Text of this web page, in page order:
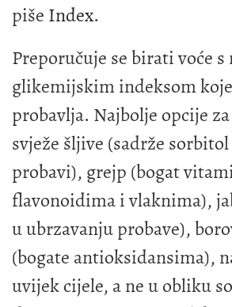
piše Index.
Preporučuje se birati voće
glikemijskim indeksom
probavlja. Najbolje opcije
svježe šljive (sadrže
probavi), grejp (bogat
flavonoidima i vlaknima),
u ubrzavanju probave),
(bogate antioksidansima),
uvijek cijele, a ne u obliku